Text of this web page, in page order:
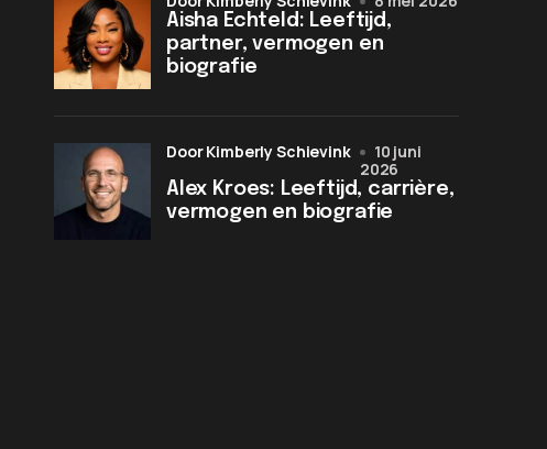
Aisha Echteld: Leeftijd,
partner, vermogen en
biografie
Alex Kroes: Leeftijd, carrière,
vermogen en biografie
door Kimberly Schievink
10 juni
2026